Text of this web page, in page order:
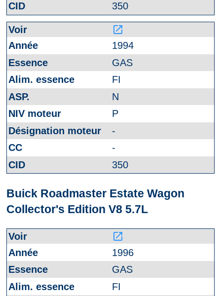
350
launch
1994
GAS
FI
N
P
-
-
350
Buick Roadmaster Estate Wagon
Collector's Edition V8 5.7L
launch
1996
GAS
FI